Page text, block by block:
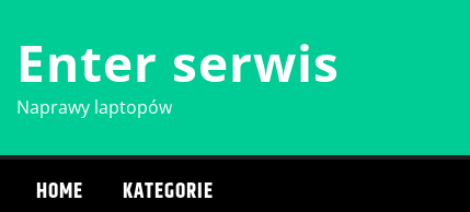
content
Enter serwis
Naprawy laptopów
HOME KATEGORIE